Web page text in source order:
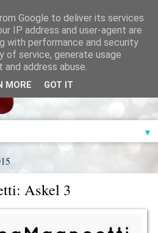
▼
Askel 3
Google to deliver its services
IP address and user-agent are
with performance and security
of service, generate usage
address abuse.
MORE GOT IT